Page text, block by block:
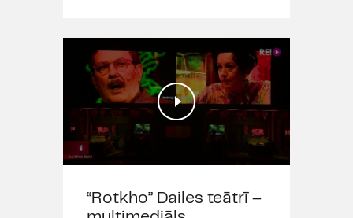
Izrādē izmantotaOctave Noire
dziesma “Un nouveau monde”
P&C Yotanka Records ).
Izrāde top sadarbībā ar Polijas JK
Opoles teātri un Ādama Mickēviča
Institūtu ar Polijas Republikas
Kultūras un nacionālā mantojuma
“Rotkho” Dailes teātrī –